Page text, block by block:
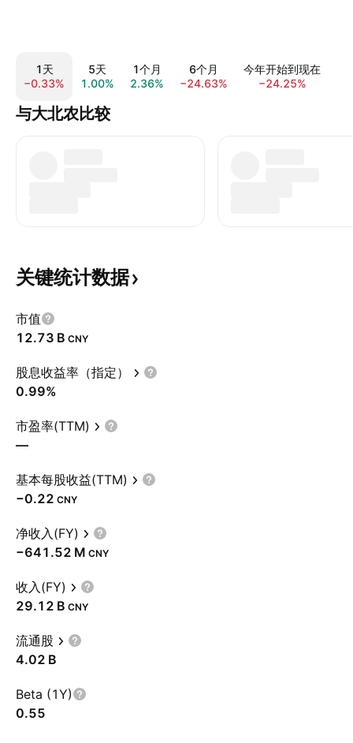
1天
−0.33%
5天
1.00%
1个月
2.36%
6个月
−24.63%
今年开始到现在
−24.25%
与大北农比较
关键统计数据
市值
‪12.73 B‬ CNY
股息收益率（指定）
0.99%
市盈率(TTM)
—
基本每股收益(TTM)
−0.22 CNY
净收入(FY)
‪−641.52 M‬ CNY
收入(FY)
‪29.12 B‬ CNY
流通股
‪4.02 B‬
Beta (1Y)
0.55